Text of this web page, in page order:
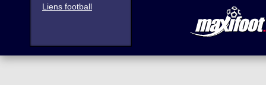
Liens football